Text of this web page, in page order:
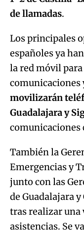
de llamadas.
Los principales
españoles ya
la red móvil
comunicaciones
movilizarán
Guadalajara y
comunicaciones
También la
Emergencias y
junto con las
de Guadalajara
tras realizar una
asistencias. Se